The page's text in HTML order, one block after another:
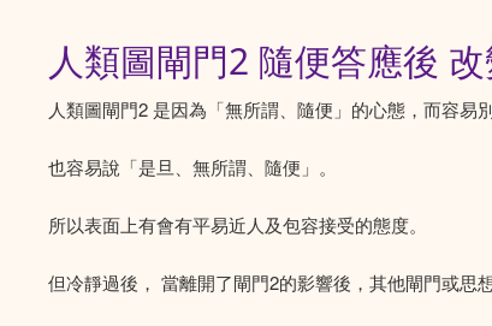
人類圖閘門2 隨便答應後
人類圖閘門2 是因為「無所謂、隨便」的心態，而容易
也容易說「是旦、無所謂、隨便」。
所以表面上有會有平易近人及包容接受的態度。
但冷靜過後， 當離開了閘門2的影響後，其他閘門或思